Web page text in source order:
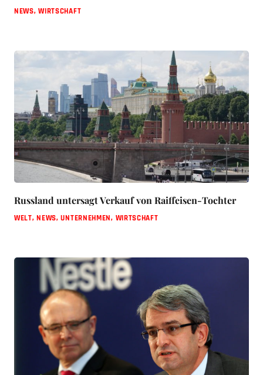
NEWS,WIRTSCHAFT
Russland untersagt Verkauf von Raiffeisen-Tochter
WELT,NEWS,UNTERNEHMEN, WIRTSCHAFT